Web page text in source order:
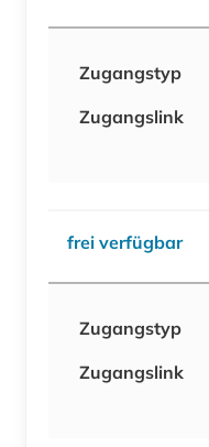
Zugangstyp
Zugangslink
frei verfügbar
Zugangstyp
Zugangslink